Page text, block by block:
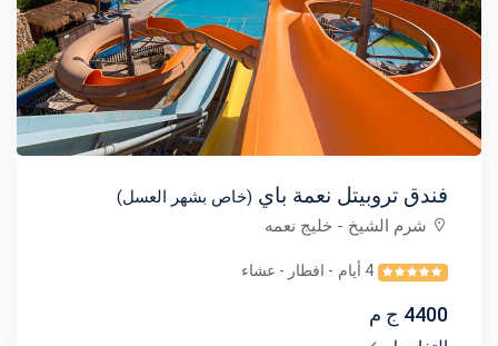
فندق تروبيتل نعمة باي (خاص بشهر العسل)
شرم الشيخ - خليج نعمه
4 أيام - افطار - عشاء
4400 ج م